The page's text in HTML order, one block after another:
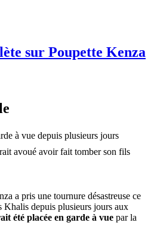
sur Poupette Kenza
à vue depuis plusieurs jours
avoué avoir fait tomber son fils
a pris une tournure désastreuse ce
Khalis depuis plusieurs jours aux
été placée en garde à vue par la